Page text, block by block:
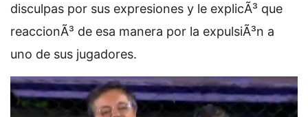
disculpas por sus expresiones y le explicÃ³ que
reaccionÃ³ de esa manera por la expulsiÃ³n a
uno de sus jugadores.